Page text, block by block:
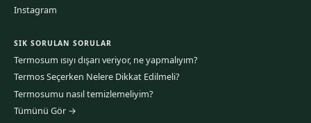
Instagram
SIK SORULAN SORULAR
Termosum ısıyı dışarı veriyor, ne yapmalıyım?
Termos Seçerken Nelere Dikkat Edilmeli?
Termosumu nasıl temizlemeliyim?
Tümünü Gör →